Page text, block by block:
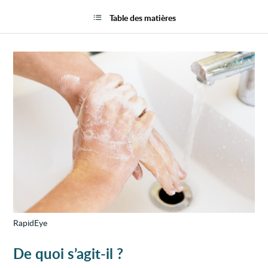
(TOC)
RapidEye
De quoi s’agit-il ?
Table des matières